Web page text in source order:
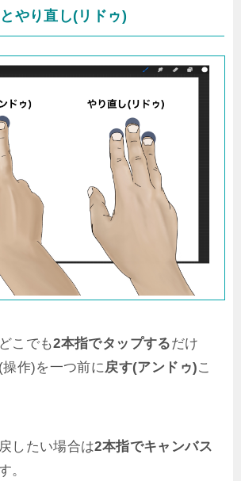
やり直し(リドゥ)
こでも2本指でタップするだけ
作)を一つ前に戻す(アンドゥ)こ
したい場合は2本指でキャンバス
。